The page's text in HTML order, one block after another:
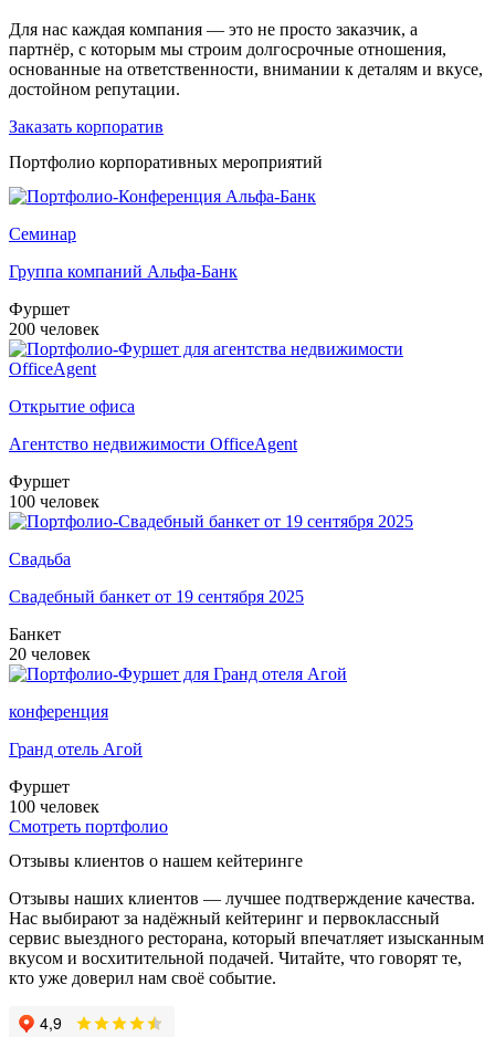
Для нас каждая компания — это не просто заказчик, а
партнёр, с которым мы строим долгосрочные отношения,
основанные на ответственности, внимании к деталям и вкусе,
достойном репутации.
Заказать корпоратив
Портфолио корпоративных мероприятий
Семинар
Группа компаний Альфа-Банк
Фуршет
200 человек
Открытие офиса
Агентство недвижимости OfficeAgent
Фуршет
100 человек
Свадьба
Свадебный банкет от 19 сентября 2025
Банкет
20 человек
конференция
Гранд отель Агой
Фуршет
100 человек
Смотреть портфолио
Отзывы клиентов о нашем кейтеринге
Отзывы наших клиентов — лучшее подтверждение качества.
Нас выбирают за надёжный кейтеринг и первоклассный
сервис выездного ресторана, который впечатляет изысканным
вкусом и восхитительной подачей. Читайте, что говорят те,
кто уже доверил нам своё событие.